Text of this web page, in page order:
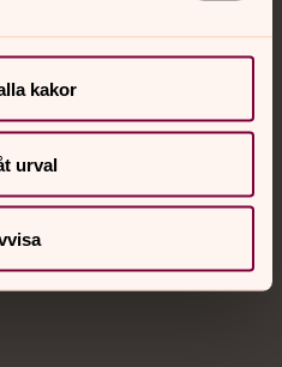
kakor
urval
Prata eller chatta anonymt
nätter.